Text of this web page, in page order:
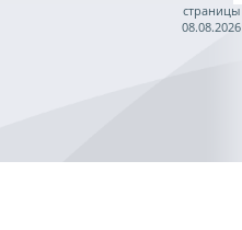
страницы
08.08.2026